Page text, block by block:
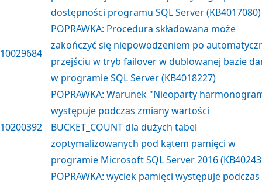
dostępności programu SQL Server (KB4017080)
10029684
POPRAWKA: Procedura składowana może
zakończyć się niepowodzeniem po
przejściu w tryb failover w dublowanej bazie
w programie SQL Server (KB4018227)
10200392
POPRAWKA: Warunek "Nieoparty
występuje podczas zmiany wartości
BUCKET_COUNT dla dużych tabel
zoptymalizowanych pod kątem pamięci w
programie Microsoft SQL Server 2016
POPRAWKA: wyciek pamięci występuje podczas